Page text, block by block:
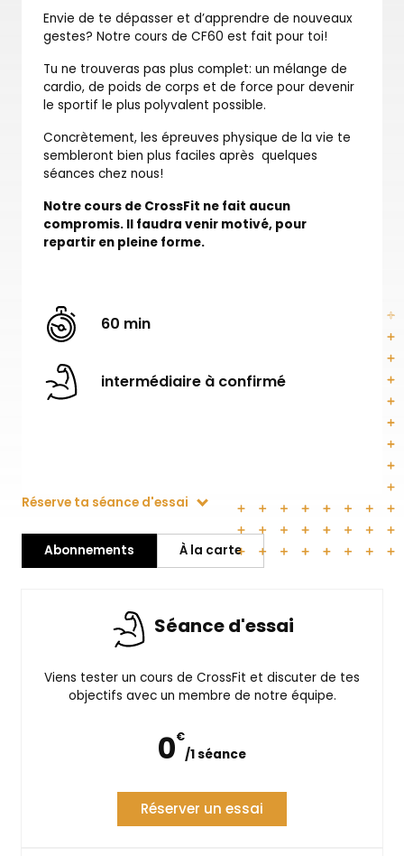
Envie de te dépasser et d’apprendre de nouveaux
gestes? Notre cours de CF60 est fait pour toi!
Tu ne trouveras pas plus complet: un mélange de
cardio, de poids de corps et de force pour devenir
le sportif le plus polyvalent possible.
Concrètement, les épreuves physique de la vie te
sembleront bien plus faciles après quelques
séances chez nous!
Notre cours de CrossFit ne fait aucun
compromis. Il faudra venir motivé, pour
repartir en pleine forme.
60 min
intermédiaire à confirmé
Réserve ta séance d'essai
Abonnements À la carte
Séance d'essai
Viens tester un cours de CrossFit et discuter de tes
objectifs avec un membre de notre équipe.
0€
/1 séance
Réserver un essai